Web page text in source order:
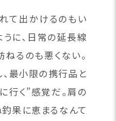
て出かけるのもい
に、日常の延長線
るのも悪くない。
最小限の携行品と
行く”感覚だ。肩の
果に恵まるなんて